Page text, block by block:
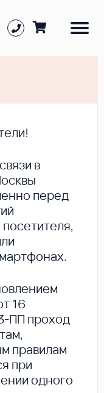
в
перед
16
ПП проход
правилам
при
одного